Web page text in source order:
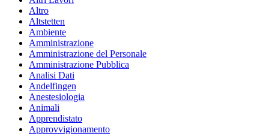
Altro
Altstetten
Ambiente
Amministrazione
Amministrazione del Personale
Amministrazione Pubblica
Analisi Dati
Andelfingen
Anestesiologia
Animali
Apprendistato
Approvvigionamento